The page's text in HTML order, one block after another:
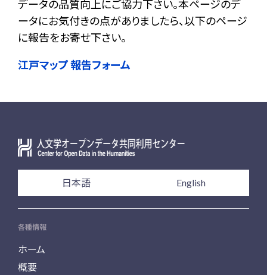
データの品質向上にご協力下さい。本ページのデ
ータにお気付きの点がありましたら、以下のページ
に報告をお寄せ下さい。
江戸マップ 報告フォーム
日本語 English
各種情報
ホーム
概要